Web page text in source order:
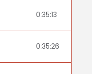
0:35:13
0:35:26